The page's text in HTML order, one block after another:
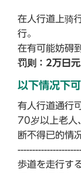
在人行道上骑
行。
在有可能妨碍
罚则：2万日
以下情况下
有人行道通行
70岁以上老人
断不得已的情
歩道を走行す